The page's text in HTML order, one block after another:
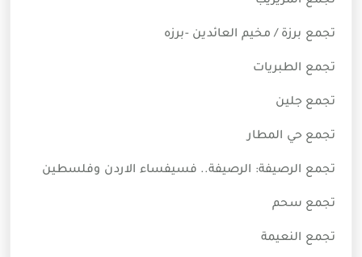
تجمع برزة / مخيم العائدين -برزه
تجمع الطبريات
تجمع جلين
تجمع حي المطار
تجمع الرصيفة: الرصيفة.. فسيفساء الاردن وفلسطين
تجمع سحم
تجمع النعيمة